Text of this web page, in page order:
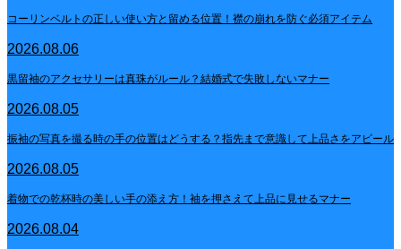
コーリンベルトの正しい使い方と留める位置！襟の崩れを防ぐ必須アイテム
2026.08.06
黒留袖のアクセサリーは真珠がルール？結婚式で失敗しないマナー
2026.08.05
振袖の写真を撮る時の手の位置はどうする？指先まで意識して上品さをアピール
2026.08.05
着物での乾杯時の美しい手の添え方！袖を押さえて上品に見せるマナー
2026.08.04